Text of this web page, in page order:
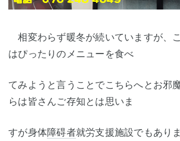
相変わらず暖冬が続いていますが、
はぴったりのメニューを食べ
てみようと言うことでこちらへとお邪
らは皆さんご存知とは思いま
すが身体障碍者就労支援施設でもあり